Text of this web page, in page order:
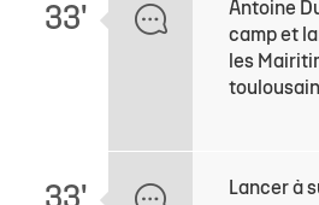
33'
Antoine
camp et
les
Lancer à